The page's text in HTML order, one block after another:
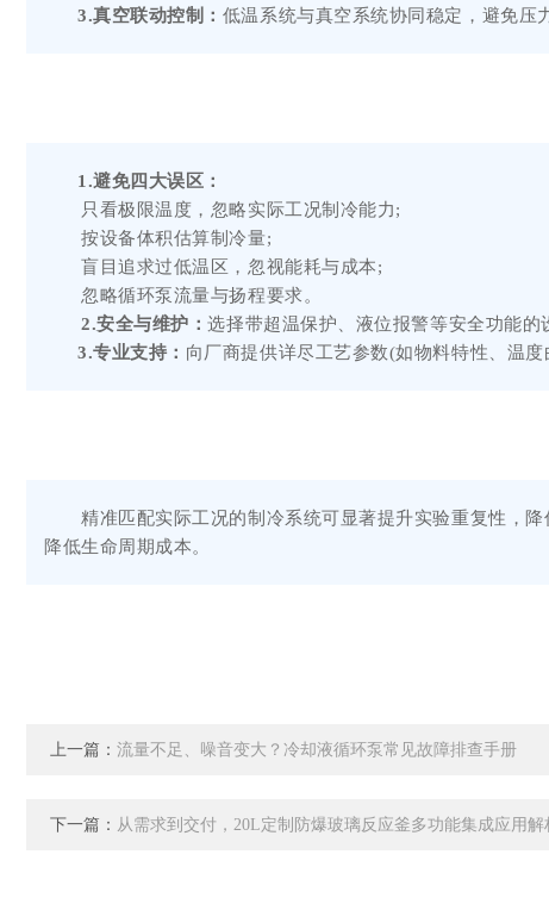
3.真空联动控制： 低温系统与真空系统协同稳定，避免压
1.避免四大误区：
只看极限温度，忽略实际工况制冷能力;
按设备体积估算制冷量;
盲目追求过低温区，忽视能耗与成本;
忽略循环泵流量与扬程要求。
2.安全与维护：选择带超温保护、液位报警等安全功能的
3.专业支持： 向厂商提供详尽工艺参数(如物料特性、温
精准匹配实际工况的制冷系统可显著提升实验重复性，降
降低生命周期成本。
上一篇： 流量不足、噪音变大？冷却液循环泵常见故障排查手册
下一篇： 从需求到交付，20L定制防爆玻璃反应釜多功能集成应用解